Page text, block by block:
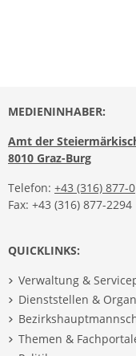
MEDIENINHABER:
Amt der
8010 Graz-Burg
Telefon: +43 (316) 877-0
Fax: +43 (316) 877-2294
QUICKLINKS:
Verwaltung &
Dienststellen &
Themen &